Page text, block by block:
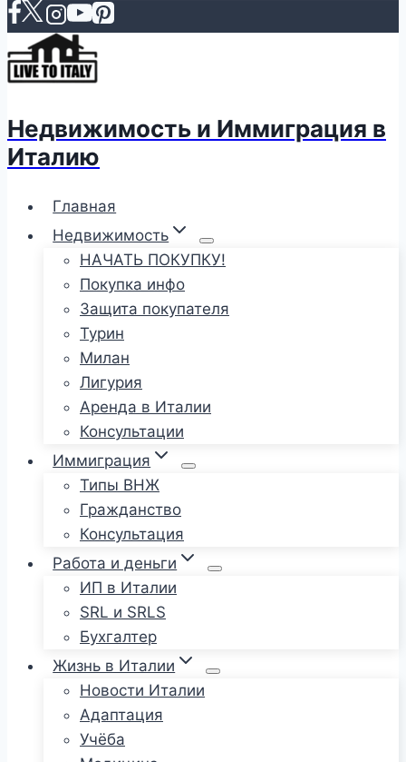
Недвижимость и Иммиграция в
Италию
Главная
Недвижимость
НАЧАТЬ ПОКУПКУ!
Покупка инфо
Защита покупателя
Турин
Милан
Лигурия
Аренда в Италии
Консультации
Иммиграция
Типы ВНЖ
Гражданство
Консультация
Работа и деньги
ИП в Италии
SRL и SRLS
Бухгалтер
Жизнь в Италии
Новости Италии
Адаптация
Учёба